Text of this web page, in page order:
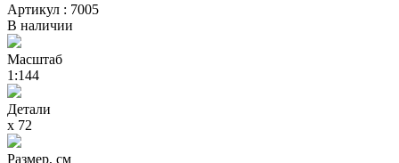
Артикул : 7005
В наличии
Масштаб
1:144
Детали
х 72
Размер, см